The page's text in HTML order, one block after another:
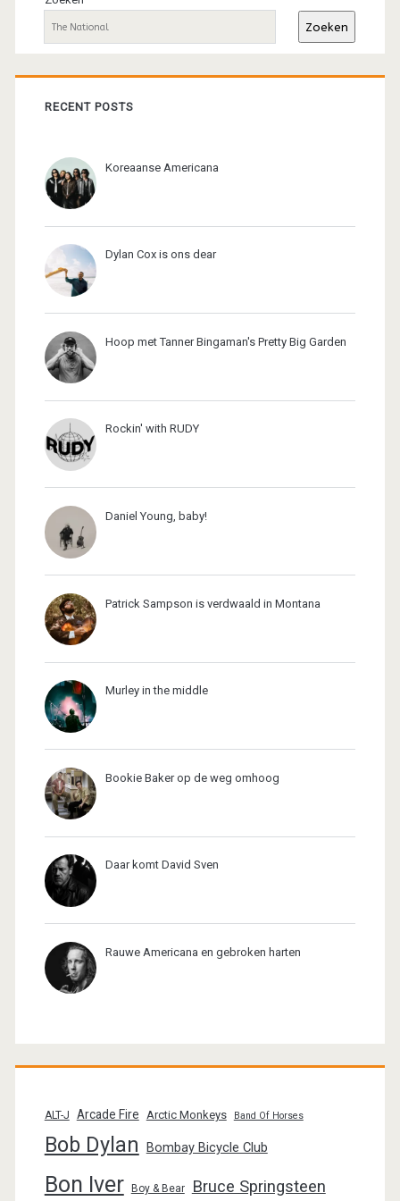
sidebar Zoeken
RECENT POSTS
Koreaanse Americana
Dylan Cox is ons dear
Hoop met Tanner Bingaman's Pretty Big Garden
Rockin' with RUDY
Daniel Young, baby!
Patrick Sampson is verdwaald in Montana
Murley in the middle
Bookie Baker op de weg omhoog
Daar komt David Sven
Rauwe Americana en gebroken harten
ALT-J Arcade Fire Arctic Monkeys Band Of Horses
Bob Dylan Bombay Bicycle Club
Bon Iver Boy & Bear Bruce Springsteen